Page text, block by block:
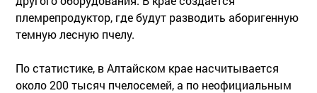
племрепродуктор, где будут разводить аборигенную
темную лесную пчелу.
По статистике, в Алтайском крае насчитывается
около 200 тысяч пчелосемей, а по неофициальным